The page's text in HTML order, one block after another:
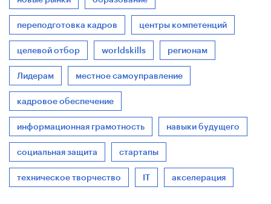
переподготовка кадров центры компетенций
целевой отбор worldskills регионам
Лидерам местное самоуправление
кадровое обеспечение
информационная грамотность навыки будущего
социальная защита стартапы
техническое творчество IT акселерация